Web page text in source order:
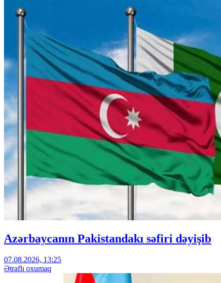
Azərbaycanın Pakistandakı səfiri dəyişib
07.08.2026, 13:25
Ətraflı oxumaq